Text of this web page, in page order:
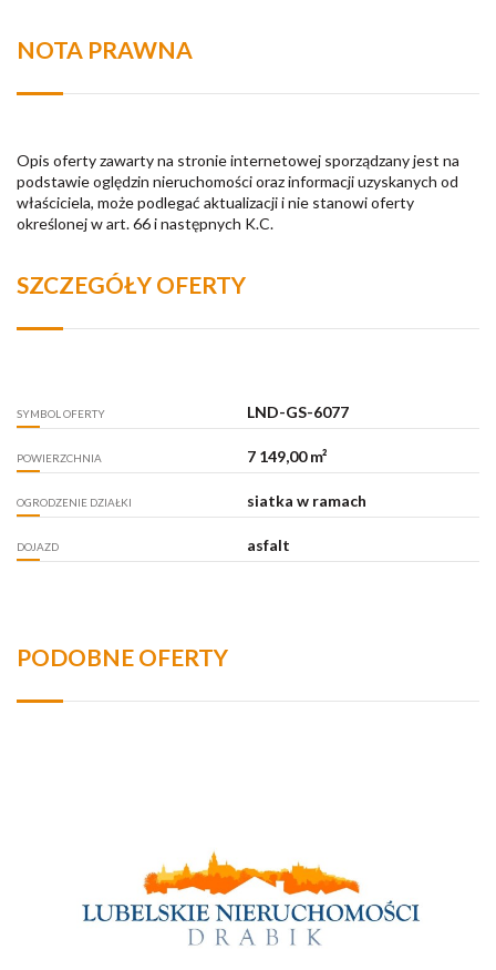
NOTA PRAWNA
Opis oferty zawarty na stronie internetowej sporządzany jest na
podstawie oględzin nieruchomości oraz informacji uzyskanych od
właściciela, może podlegać aktualizacji i nie stanowi oferty
określonej w art. 66 i następnych K.C.
SZCZEGÓŁY OFERTY
SYMBOL OFERTY LND-GS-6077
POWIERZCHNIA 7 149,00 m²
OGRODZENIE DZIAŁKI siatka w ramach
DOJAZD asfalt
PODOBNE OFERTY